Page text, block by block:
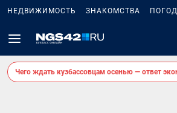
НЕДВИЖИМОСТЬ ЗНАКОМСТВА
Чего ждать кузбассовцам осенью — ответ